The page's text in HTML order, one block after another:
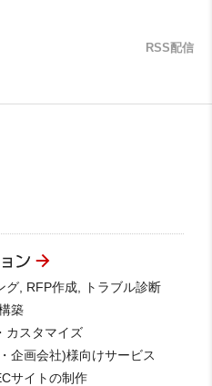
RSS配信
グ, RFP作成, トラブル診断
築
カスタマイズ
企画会社)様向けサービス
サイトの制作